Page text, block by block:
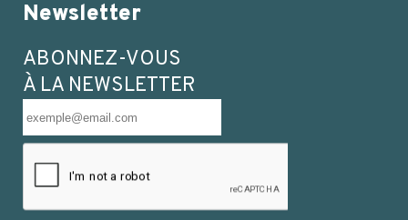
Newsletter
ABONNEZ-VOUS
À LA NEWSLETTER